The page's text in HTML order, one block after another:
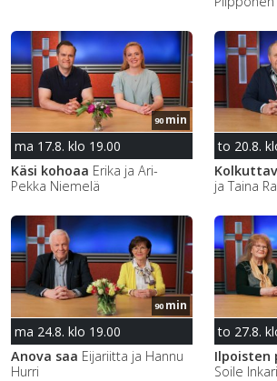
90 min
ma 17.8. klo 19.00
Käsi kohoaa Erika ja Ari-
Pekka Niemelä
to 20.8.
ja Taina
90 min
ma 24.8. klo 19.00
Anova saa Eijariitta ja Hannu
Hurri
to 27.8.
Ilpoisten
Soile